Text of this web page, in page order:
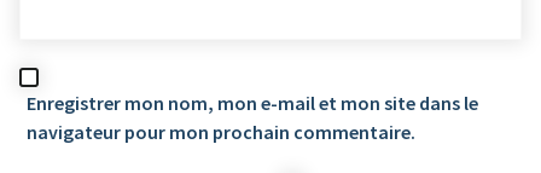
Enregistrer mon nom, mon e-mail et mon site dans le
navigateur pour mon prochain commentaire.